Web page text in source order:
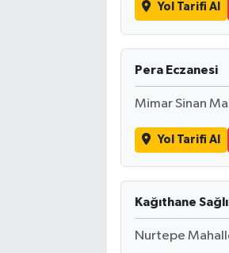
Yol Tarifi Al
Pera Eczanesi
Mimar Sinan
Yol Tarifi Al
Kağıthane
Nurtepe